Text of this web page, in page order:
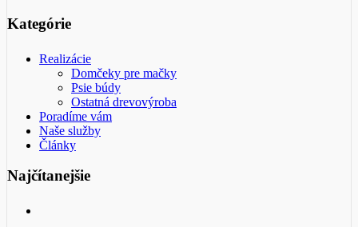
Kategórie
Realizácie
Domčeky pre mačky
Psie búdy
Ostatná drevovýroba
Poradíme vám
Naše služby
Články
Najčítanejšie